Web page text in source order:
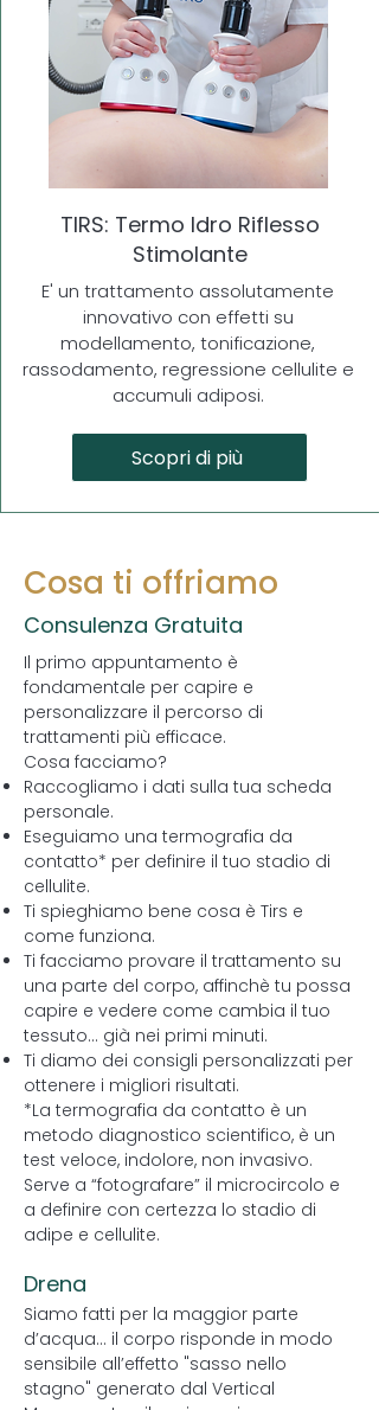
TIRS: Termo Idro Riflesso
Stimolante
E' un trattamento assolutamente
innovativo con effetti su
modellamento, tonificazione,
rassodamento, regressione cellulite e
accumuli adiposi.
Scopri di più
Cosa ti offriamo
Consulenza Gratuita
Il primo appuntamento è
fondamentale per capire e
personalizzare il percorso di
trattamenti più efficace.​
Cosa facciamo?
Raccogliamo i dati sulla tua scheda
personale.
Eseguiamo una termografia da
contatto* per definire il tuo stadio di
cellulite.
Ti spieghiamo bene cosa è Tirs e
come funziona.
Ti facciamo provare il trattamento su
una parte del corpo, affinchè tu possa
capire e vedere come cambia il tuo
tessuto… già nei primi minuti.
Ti diamo dei consigli personalizzati per
ottenere i migliori risultati.
*La termografia da contatto è un
metodo diagnostico scientifico, è un
test veloce, indolore, non invasivo.
Serve a “fotografare” il microcircolo e
a definire con certezza lo stadio di
adipe e cellulite.
Drena
Siamo fatti per la maggior parte
d’acqua… il corpo risponde in modo
sensibile all’effetto "sasso nello
stagno" generato dal Vertical